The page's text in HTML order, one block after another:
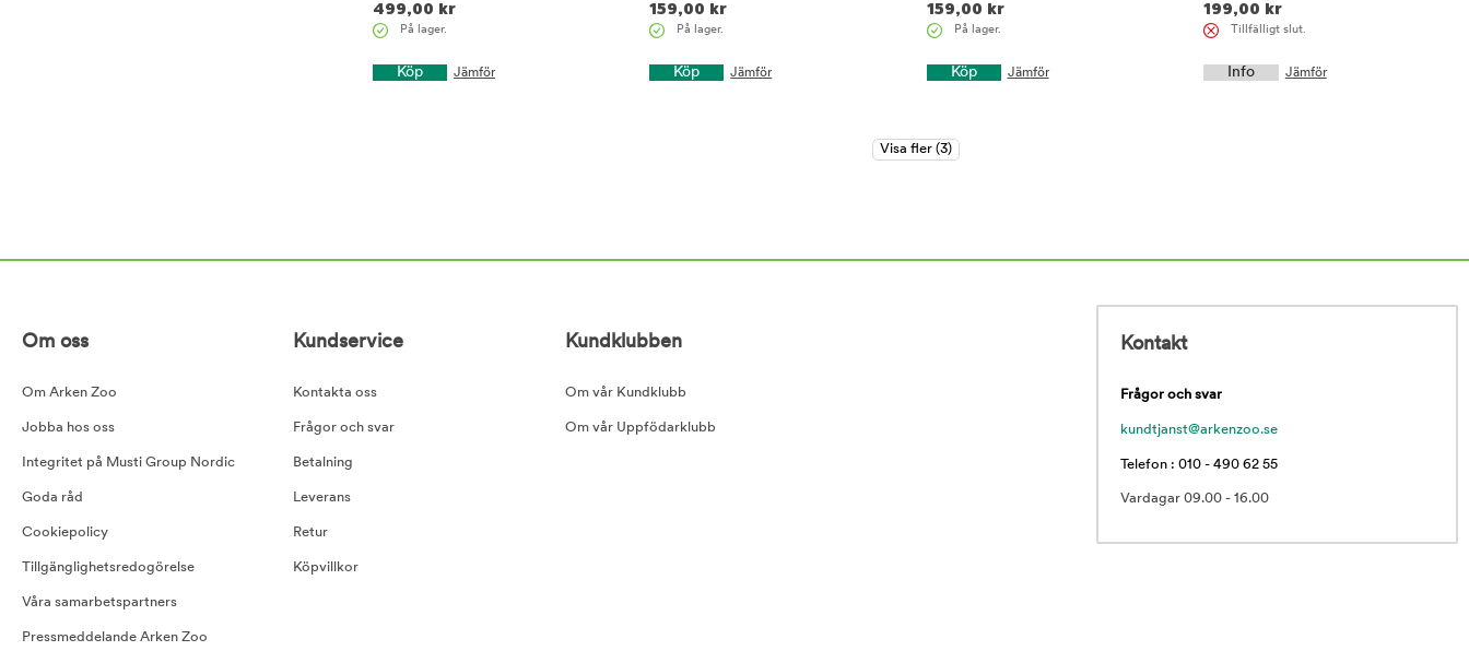
499,00 kr
På lager.
Köp Jämför
159,00 kr
På lager.
Köp Jämför
159,00 kr
På lager.
Köp Jämför
199,00 kr
Tillfälligt slut.
Info Jämför
Om oss
Om Arken Zoo
Jobba hos oss
Integritet på Musti Group Nordic
Goda råd
Cookiepolicy
Tillgänglighetsredogörelse
Våra samarbetspartners
Pressmeddelande Arken Zoo
Kundservice
Kontakta oss
Frågor och svar
Betalning
Leverans
Retur
Köpvillkor
Kundklubben
Om vår Kundklubb
Om vår Uppfödarklubb
Kontakt
Frågor och svar
kundtjanst@arkenzoo.se
Telefon : 010 - 490 62 55
Vardagar 09.00 - 16.00